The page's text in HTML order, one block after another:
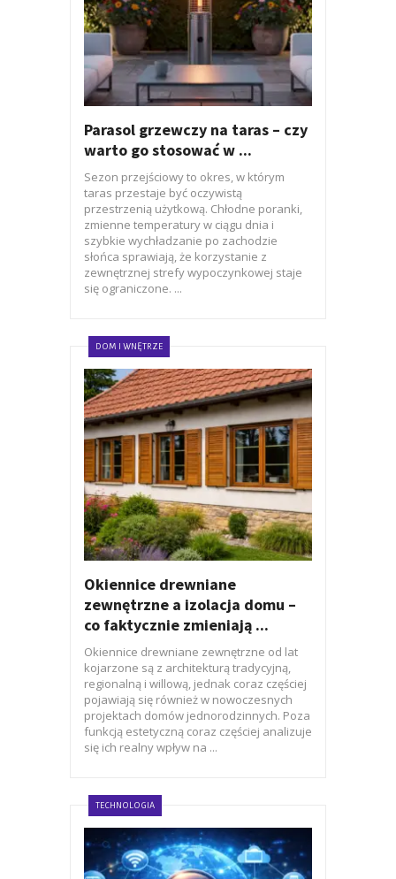
Parasol grzewczy na taras – czy
warto go stosować w ...
Sezon przejściowy to okres, w którym
taras przestaje być oczywistą
przestrzenią użytkową. Chłodne poranki,
zmienne temperatury w ciągu dnia i
szybkie wychładzanie po zachodzie
słońca sprawiają, że korzystanie z
zewnętrznej strefy wypoczynkowej staje
się ograniczone. ...
DOM I WNĘTRZE
Okiennice drewniane
zewnętrzne a izolacja domu –
co faktycznie zmieniają ...
Okiennice drewniane zewnętrzne od lat
kojarzone są z architekturą tradycyjną,
regionalną i willową, jednak coraz częściej
pojawiają się również w nowoczesnych
projektach domów jednorodzinnych. Poza
funkcją estetyczną coraz częściej analizuje
się ich realny wpływ na ...
TECHNOLOGIA